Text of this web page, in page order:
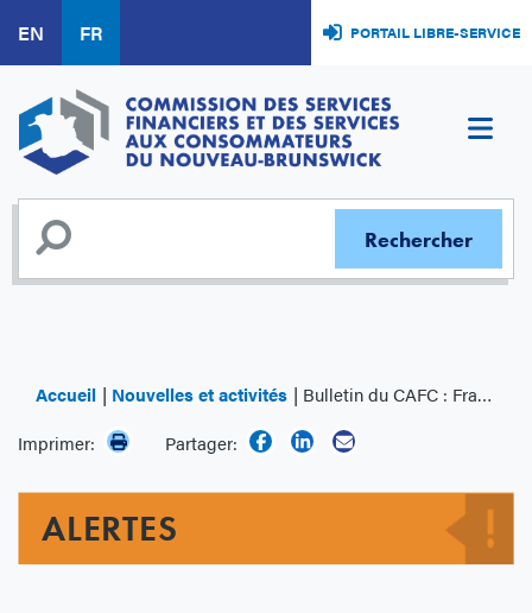
au
contenu
principal
EN FR PORTAIL LIBRE-SERVICE
Accueil Nouvelles et activités
Bulletin du CAFC : Fraudes liées à des subventions
Imprimer:
Partager:
ALERTES